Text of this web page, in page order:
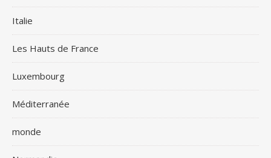
Italie
Les Hauts de France
Luxembourg
Méditerranée
monde